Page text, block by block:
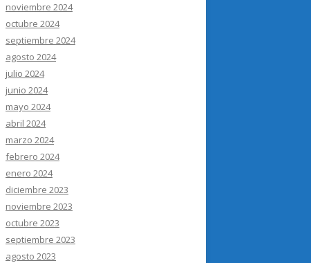
noviembre 2024
octubre 2024
septiembre 2024
agosto 2024
julio 2024
junio 2024
mayo 2024
abril 2024
marzo 2024
febrero 2024
enero 2024
diciembre 2023
noviembre 2023
octubre 2023
septiembre 2023
agosto 2023